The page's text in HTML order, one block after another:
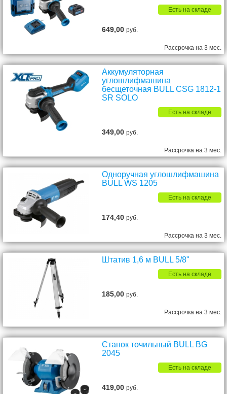
Есть на складе
649,00руб.
Рассрочка на 3 мес.
Аккумуляторная
углошлифмашина
бесщеточная BULL CSG 1812-1
SR SOLO
Есть на складе
349,00руб.
Рассрочка на 3 мес.
Одноручная углошлифмашина
BULL WS 1205
Есть на складе
174,40руб.
Рассрочка на 3 мес.
Штатив 1,6 м BULL 5/8"
Есть на складе
185,00руб.
Рассрочка на 3 мес.
Станок точильный BULL BG
2045
Есть на складе
419,00руб.